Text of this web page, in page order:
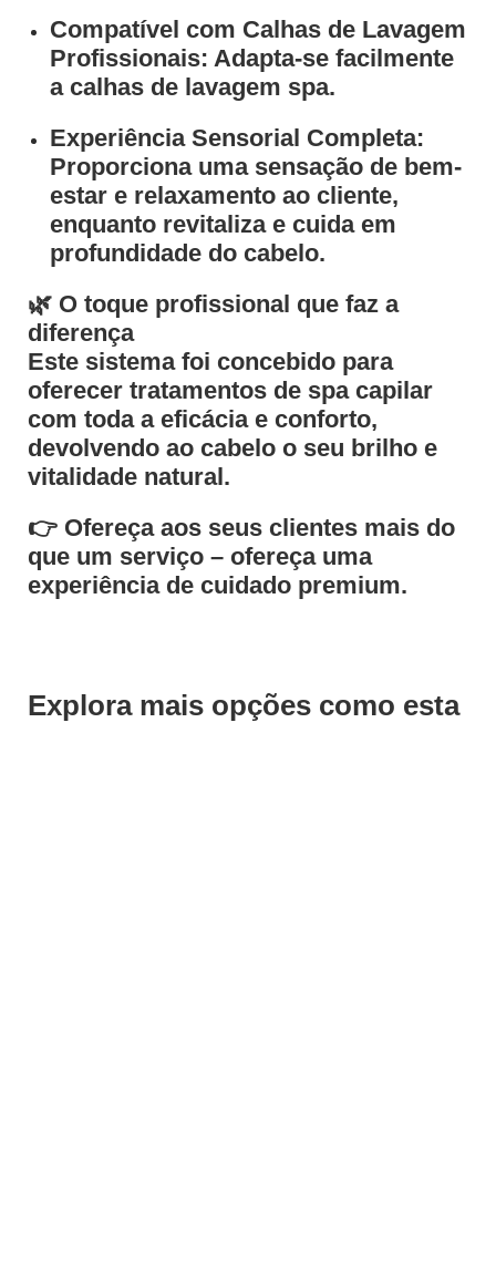
Compatível com Calhas de Lavagem
Profissionais: Adapta-se facilmente
a calhas de lavagem spa.
Experiência Sensorial Completa:
Proporciona uma sensação de bem-
estar e relaxamento ao cliente,
enquanto revitaliza e cuida em
profundidade do cabelo.
🌿 O toque profissional que faz a
diferença
Este sistema foi concebido para
oferecer tratamentos de spa capilar
com toda a eficácia e conforto,
devolvendo ao cabelo o seu brilho e
vitalidade natural.
👉 Ofereça aos seus clientes mais do
que um serviço – ofereça uma
experiência de cuidado premium.
Explora mais opções como esta